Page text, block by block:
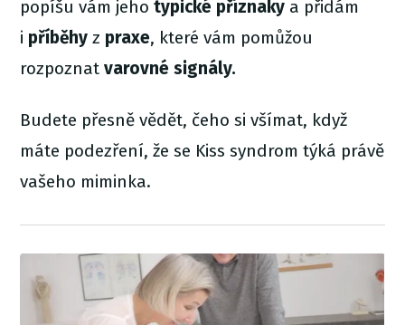
popíšu vám jehotypické příznaky a přidám
i příběhy z praxe, které vám pomůžou
rozpoznatvarovné signály.
Budete přesně vědět, čeho si všímat, když
máte podezření, že se Kiss syndrom týká právě
vašeho miminka.